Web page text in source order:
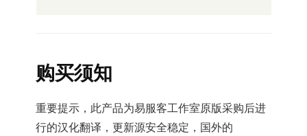
购买须知
重要提示，此产品为易服客工作室原版采购后进
行的汉化翻译，更新源安全稳定，国外的